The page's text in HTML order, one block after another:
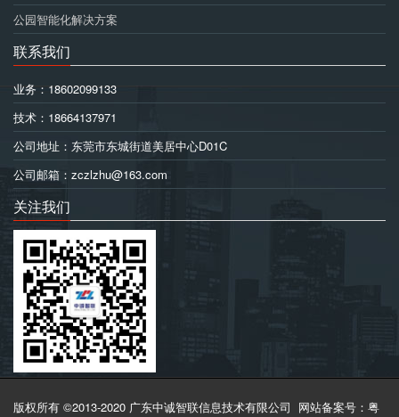
公园智能化解决方案
联系我们
业务：18602099133
技术：18664137971
公司地址：东莞市东城街道美居中心D01C
公司邮箱：zczlzhu@163.com
关注我们
版权所有 ©2013-2020 广东中诚智联信息技术有限公司 网站备案号：粤